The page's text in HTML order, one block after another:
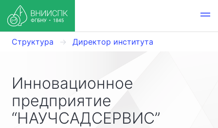
Структура Директор института
Инновационное
предприятие
“НАУЧСАДСЕРВИС”